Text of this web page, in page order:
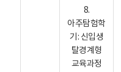
8.
아주탐험학
기: 신입생
탈경계형
교육과정